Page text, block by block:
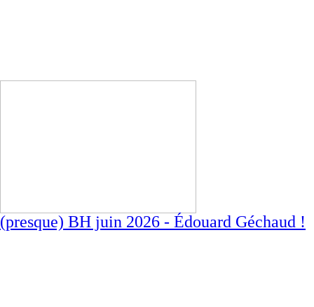
(presque) BH juin 2026 - Édouard Géchaud !